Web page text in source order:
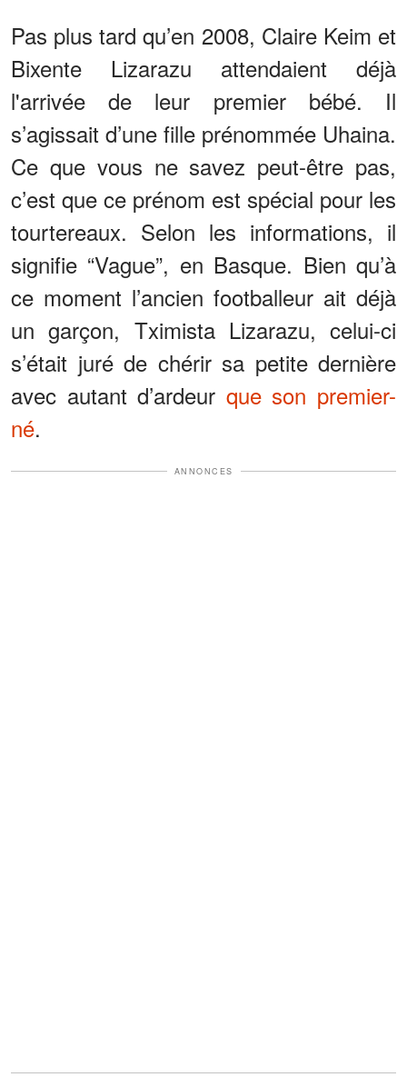
Pas plus tard qu’en 2008, Claire Keim et
Bixente Lizarazu attendaient déjà
l'arrivée de leur premier bébé. Il
s’agissait d’une fille prénommée Uhaina.
Ce que vous ne savez peut-être pas,
c’est que ce prénom est spécial pour les
tourtereaux. Selon les informations, il
signifie “Vague”, en Basque. Bien qu’à
ce moment l’ancien footballeur ait déjà
un garçon, Tximista Lizarazu, celui-ci
s’était juré de chérir sa petite dernière
avec autant d’ardeur que son premier-
né.
ANNONCES